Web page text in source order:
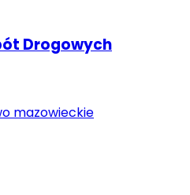
Drogowych
mazowieckie